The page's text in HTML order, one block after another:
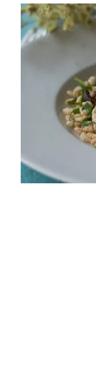
Tienda